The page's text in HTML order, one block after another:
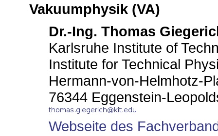
Vakuumphysik (VA)
Dr.-Ing. Thomas
Karlsruhe Institute of
Institute for Technical
Hermann-von-Helmhotz-
76344 Eggenstein-
Webseite des